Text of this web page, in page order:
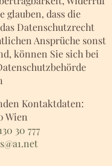
glauben, dass die
Datenschutzrecht
Ansprüche sonst
können Sie sich bei
Kontaktdaten:
Wien
30 777